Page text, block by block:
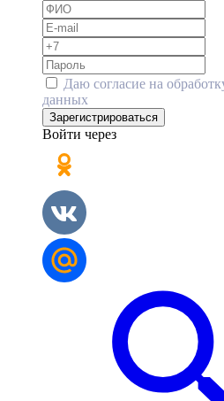
Даю согласие на
данных
Зарегистрироваться
Войти через